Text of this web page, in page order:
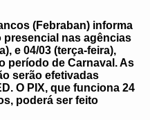
(Febraban) informa
nas agências
e 04/03 (terça-feira),
período de Carnaval. As
serão efetivadas
O PIX, que funciona 24
poderá ser feito